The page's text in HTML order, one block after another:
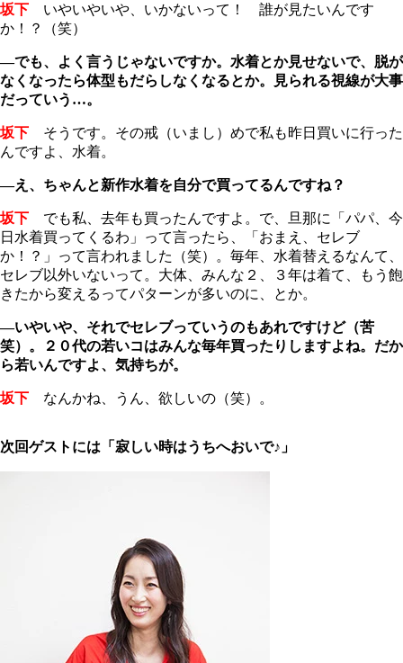
坂下 いやいやいや、いかないって！ 誰が見たいんです
か！？（笑）
―でも、よく言うじゃないですか。水着とか見せないで、脱が
なくなったら体型もだらしなくなるとか。見られる視線が大事
だっていう…。
坂下 そうです。その戒（いまし）めで私も昨日買いに行った
んですよ、水着。
―え、ちゃんと新作水着を自分で買ってるんですね？
坂下
でも私、去年も買ったんですよ。で、旦那に「パパ、今
日水着買ってくるわ」って言ったら、「おまえ、セレブ
か！？」って言われました（笑）。毎年、水着替えるなんて、
セレブ以外いないって。大体、みんな２、３年は着て、もう飽
きたから変えるってパターンが多いのに、とか。
―いやいや、それでセレブっていうのもあれですけど（苦
笑）。２０代の若いコはみんな毎年買ったりしますよね。だか
ら若いんですよ、気持ちが。
坂下 なんかね、うん、欲しいの（笑）。
次回ゲストには「寂しい時はうちへおいで♪」